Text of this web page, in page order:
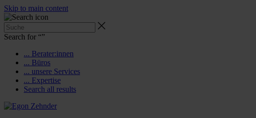
Skip to main content
Search for “”
... Berater:innen
... Büros
... unsere Services
... Expertise
Search all results